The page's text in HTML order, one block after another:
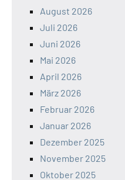
August 2026
Juli 2026
Juni 2026
Mai 2026
April 2026
März 2026
Februar 2026
Januar 2026
Dezember 2025
November 2025
Oktober 2025